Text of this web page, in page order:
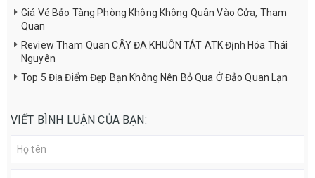
Giá Vé Bảo Tàng Phòng Không Không Quân Vào Cửa, Tham
Quan
Review Tham Quan CÂY ĐA KHUÔN TÁT ATK Định Hóa Thái
Nguyên
Top 5 Địa Điểm Đẹp Bạn Không Nên Bỏ Qua Ở Đảo Quan Lạn
VIẾT BÌNH LUẬN CỦA BẠN: